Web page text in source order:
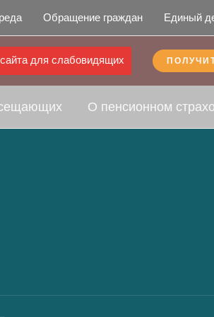
Обращение граждан Единый
для слабовидящих
О пенсионном